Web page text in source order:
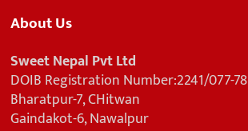
About Us
Sweet Nepal Pvt Ltd
DOIB Registration Number:2241/077-78
Bharatpur-7, CHitwan
Gaindakot-6, Nawalpur